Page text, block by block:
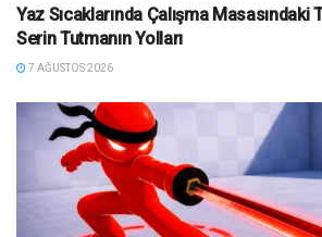
Yaz Sıcaklarında Çalışma Masasındaki
Serin Tutmanın Yolları
7 AĞUSTOS 2026